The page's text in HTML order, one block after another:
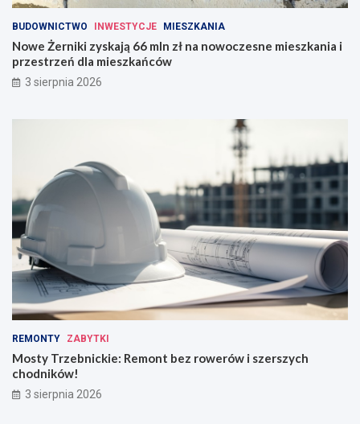
BUDOWNICTWO INWESTYCJE MIESZKANIA
Nowe Żerniki zyskają 66 mln zł na nowoczesne mieszkania i
przestrzeń dla mieszkańców
3 sierpnia 2026
REMONTY ZABYTKI
Mosty Trzebnickie: Remont bez rowerów i szerszych
chodników!
3 sierpnia 2026